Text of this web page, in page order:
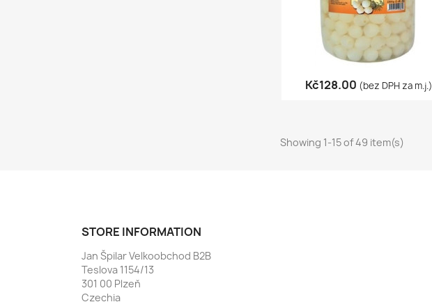
Quick view
Kč128.00 (bez DPH za m.j.)
Showing 1-15 of 49 item(s)
STORE INFORMATION
Jan Špilar Velkoobchod B2B
Teslova 1154/13
301 00 Plzeň
Czechia